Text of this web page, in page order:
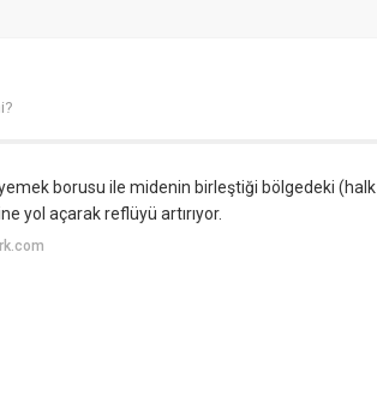
borusu ile midenin birleştiği bölgedeki (halk
yol açarak reflüyü artırıyor.